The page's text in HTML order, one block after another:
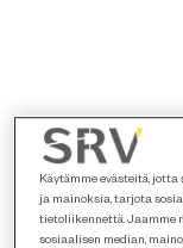
Käytämme evästeitä,
ja mainoksia, tarjota
tietoliikennettä. Jaamme
sosiaalisen median,